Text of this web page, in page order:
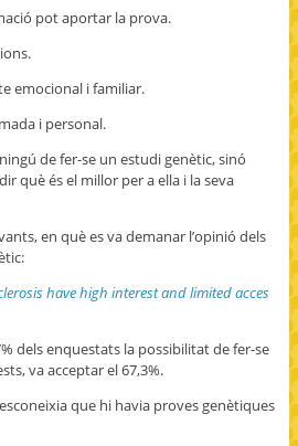
pot aportar la prova.
emocional i familiar.
i personal.
de fer-se un estudi genètic, sinó
què és el millor per a ella i la seva
en què es va demanar l’opinió dels
have high interest and limited acces
dels enquestats la possibilitat de fer-se
va acceptar el 67,3%.
que hi havia proves genètiques